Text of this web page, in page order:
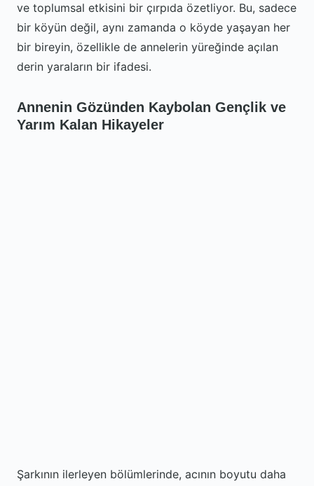
ve toplumsal etkisini bir çırpıda özetliyor. Bu, sadece
bir köyün değil, aynı zamanda o köyde yaşayan her
bir bireyin, özellikle de annelerin yüreğinde açılan
derin yaraların bir ifadesi.
Annenin Gözünden Kaybolan Gençlik ve
Yarım Kalan Hikayeler
Şarkının ilerleyen bölümlerinde, acının boyutu daha